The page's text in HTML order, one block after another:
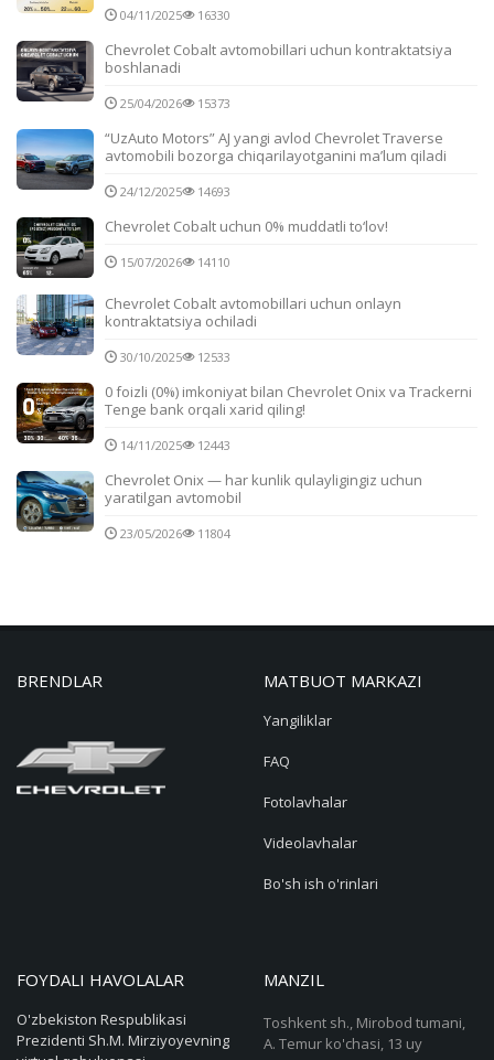
04/11/2025 16330
Chevrolet Cobalt avtomobillari uchun kontraktatsiya
boshlanadi
25/04/2026 15373
“UzAuto Motors” AJ yangi avlod Chevrolet Traverse
avtomobili bozorga chiqarilayotganini ma’lum qiladi
24/12/2025 14693
Chevrolet Cobalt uchun 0% muddatli to‘lov!
15/07/2026 14110
Chevrolet Cobalt avtomobillari uchun onlayn
kontraktatsiya ochiladi
30/10/2025 12533
0 foizli (0%) imkoniyat bilan Chevrolet Onix va Trackerni
Tenge bank orqali xarid qiling!
14/11/2025 12443
Chevrolet Onix — har kunlik qulayligingiz uchun
yaratilgan avtomobil
23/05/2026 11804
BRENDLAR MATBUOT MARKAZI
Yangiliklar
FAQ
Fotolavhalar
Videolavhalar
Bo'sh ish o'rinlari
FOYDALI HAVOLALAR
O'zbekiston Respublikasi
Prezidenti Sh.M. Mirziyoyevning
MANZIL
Toshkent sh., Mirobod tumani,
A. Temur ko'chasi, 13 uy